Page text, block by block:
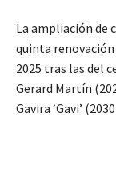
La ampliación de
quinta renovación
2025 tras las del
Gerard Martín
Gavira ‘Gavi’